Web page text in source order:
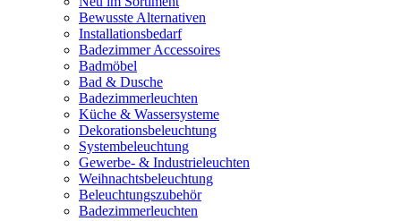
Bewusste Alternativen
Installationsbedarf
Badezimmer Accessoires
Badmöbel
Bad & Dusche
Badezimmerleuchten
Küche & Wassersysteme
Dekorationsbeleuchtung
Systembeleuchtung
Gewerbe- & Industrieleuchten
Weihnachtsbeleuchtung
Beleuchtungszubehör
Badezimmerleuchten